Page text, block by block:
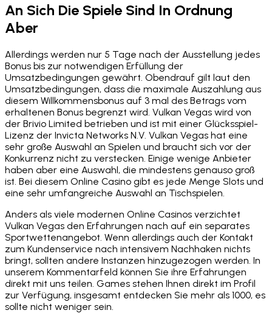
An Sich Die Spiele Sind In Ordnung
Aber
Allerdings werden nur 5 Tage nach der Ausstellung jedes
Bonus bis zur notwendigen Erfüllung der
Umsatzbedingungen gewährt. Obendrauf gilt laut den
Umsatzbedingungen, dass die maximale Auszahlung aus
diesem Willkommensbonus auf 3 mal des Betrags vom
erhaltenen Bonus begrenzt wird. Vulkan Vegas wird von
der Brivio Limited betrieben und ist mit einer Glücksspiel-
Lizenz der Invicta Networks N.V. Vulkan Vegas hat eine
sehr große Auswahl an Spielen und braucht sich vor der
Konkurrenz nicht zu verstecken. Einige wenige Anbieter
haben aber eine Auswahl, die mindestens genauso groß
ist. Bei diesem Online Casino gibt es jede Menge Slots und
eine sehr umfangreiche Auswahl an Tischspielen.
Anders als viele modernen Online Casinos verzichtet
Vulkan Vegas den Erfahrungen nach auf ein separates
Sportwettenangebot. Wenn allerdings auch der Kontakt
zum Kundenservice nach intensivem Nachhaken nichts
bringt, sollten andere Instanzen hinzugezogen werden. In
unserem Kommentarfeld können Sie ihre Erfahrungen
direkt mit uns teilen. Games stehen Ihnen direkt im Profil
zur Verfügung, insgesamt entdecken Sie mehr als 1000, es
sollte nicht weniger sein.